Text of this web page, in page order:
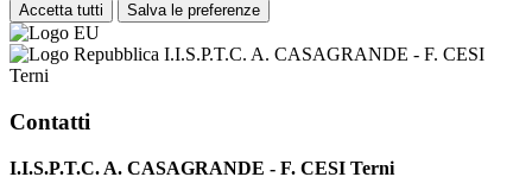
Accetta tutti Salva le preferenze
I.I.S.P.T.C. A. CASAGRANDE - F. CESI
Terni
Contatti
I.I.S.P.T.C. A. CASAGRANDE - F. CESI Terni